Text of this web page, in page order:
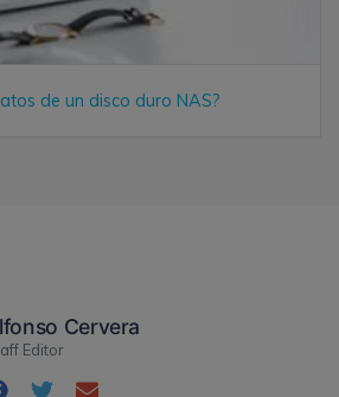
de un disco duro NAS?
Cervera
Editor